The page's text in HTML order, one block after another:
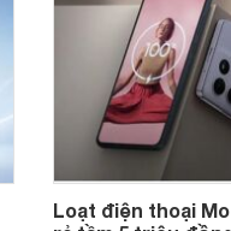
Loạt điện thoại